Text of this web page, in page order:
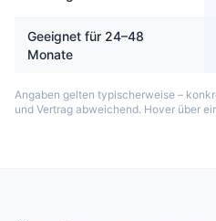
Geeignet für 24–48
Monate
Angaben gelten typischerweise –
und Vertrag abweichend. Hover über